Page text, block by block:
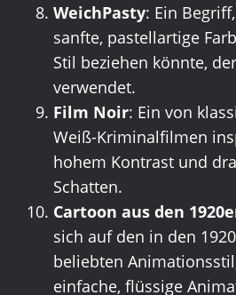
WeichPasty: Ein
sanfte, pastellartige
Stil beziehen könnte,
verwendet.
Film Noir: Ein von
Weiß-Kriminalfilmen
hohem Kontrast und
Schatten.
Cartoon aus den
sich auf den in den
beliebten
einfache, flüssige